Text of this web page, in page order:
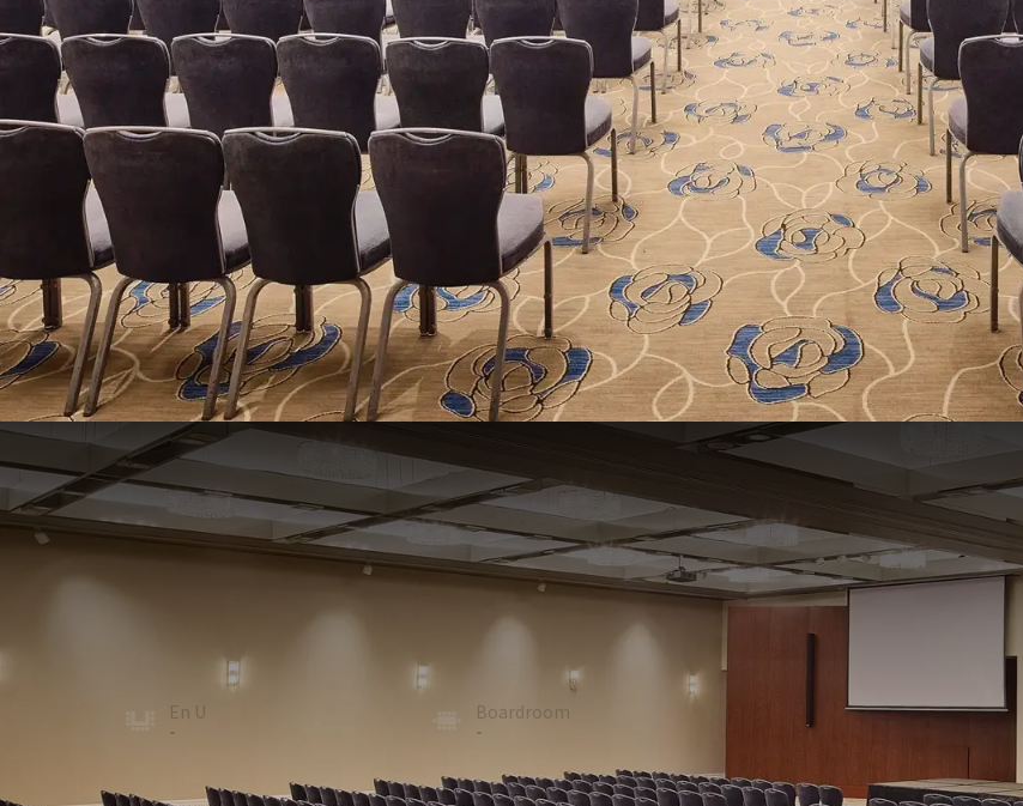
Grand Salon
La force de l’Espace Salon réside dans sa modularité : le Grand Salon peut être divisée en deux, tandis que les trois
organiser votre événement selon vos besoins.
En U
-
Boardroom
-
Théâtre
420
400
280